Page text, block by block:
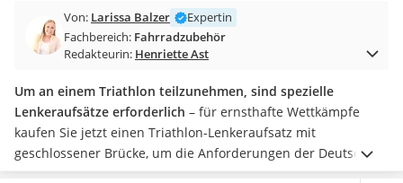
Air Bike
E-Bike-Dreirad
Trekkingschuhe Herren
Reisetasche mit Rollen
Klimmzugstation
Koffer
Nachtsichtgerät
Faltschloss
Von: Larissa Balzer
Expertin
Fachbereich: Fahrradzubehör
Redakteurin: Henriette Ast
Um an einem Triathlon teilzunehmen, sind spezielle
Lenkeraufsätze erforderlich – für ernsthafte Wettkämpfe
kaufen Sie jetzt einen Triathlon-Lenkeraufsatz mit
geschlossener Brücke, um die Anforderungen der Deutschen
Triathlon Union zu erfüllen. Offene Lenkeraufsätze sind in